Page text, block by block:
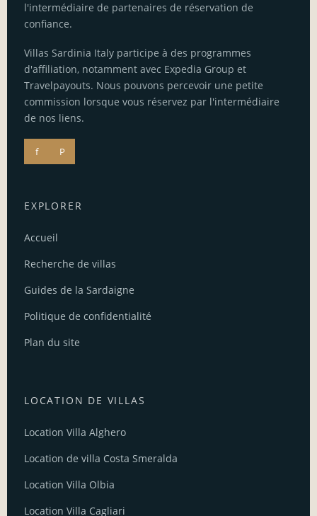
l'intermédiaire de partenaires de réservation de
confiance.
Villas Sardinia Italy participe à des programmes
d'affiliation, notamment avec Expedia Group et
Travelpayouts. Nous pouvons percevoir une petite
commission lorsque vous réservez par l'intermédiaire
de nos liens.
f P
EXPLORER
Accueil
Recherche de villas
Guides de la Sardaigne
Politique de confidentialité
Plan du site
LOCATION DE VILLAS
Location Villa Alghero
Location de villa Costa Smeralda
Location Villa Olbia
Location Villa Cagliari